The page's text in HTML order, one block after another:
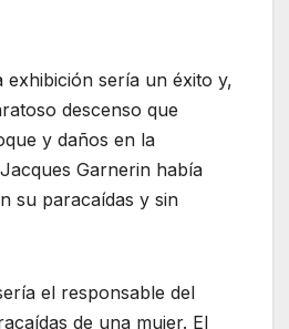
exhibición sería un éxito y,
descenso que
y daños en la
Garnerin había
su paracaídas y sin
el responsable del
de una mujer. El